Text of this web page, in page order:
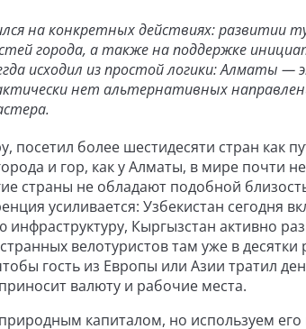
на конкретных действиях: развитии
города, а также на поддержке
исходил из простой логики: Алматы —
нет альтернативных
более шестидесяти стран как
и гор, как у Алматы, в мире почти
страны не обладают подобной
усиливается: Узбекистан сегодня
Кыргызстан активно
велотуристов там уже в десятки
гость из Европы или Азии тратил
валюту и рабочие места.
капиталом, но используем его